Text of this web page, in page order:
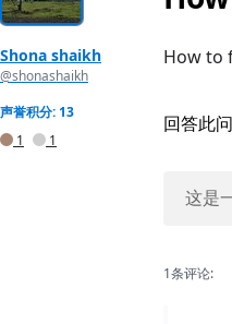
Shona shaikh
@shonashaikh
声誉积分: 13
1
1
How to
回答此
这是
1条评论: